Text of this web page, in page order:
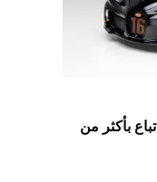
تمنحك فخامة
بأكثر من